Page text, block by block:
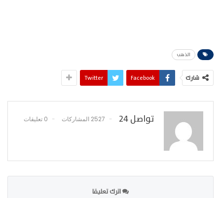
الذهب
شارك Facebook
Twitter
تواصل 24 2527 المشاركات 0 تعليقات
اترك تعليقا